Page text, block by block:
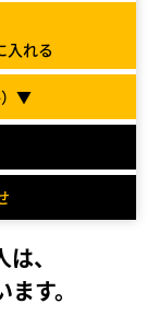
入れる
▼
、
す。